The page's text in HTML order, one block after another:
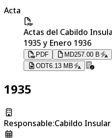
Acta
Actas del Cabildo
1935 y Enero 1936
PDF MD257.00 B
ODT6.13 MB
1935
Responsable:Cabildo